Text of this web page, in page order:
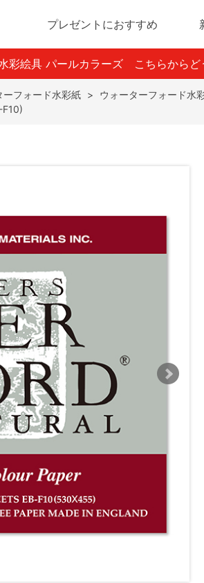
プレゼントにおすすめ
彩絵具 パールカラーズ こちらから
フォード水彩紙 >
ウォーターフォード水
F10)